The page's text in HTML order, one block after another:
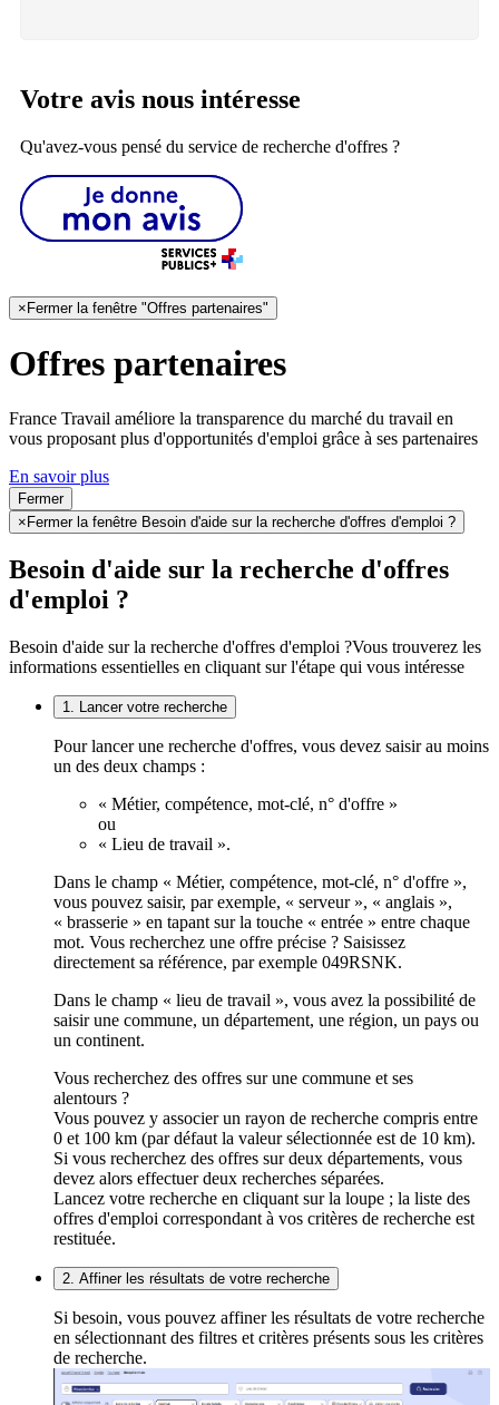
Votre avis nous intéresse
Qu'avez-vous pensé du service de recherche d'offres ?
×Fermer la fenêtre "Offres partenaires"
Offres partenaires
France Travail améliore la transparence du marché du travail en
vous proposant plus d'opportunités d'emploi grâce à ses partenaires
En savoir plus
Fermer
×Fermer la fenêtre Besoin d'aide sur la recherche d'offres d'emploi ?
Besoin d'aide sur la recherche d'offres
d'emploi ?
Besoin d'aide sur la recherche d'offres d'emploi ?Vous trouverez les
informations essentielles en cliquant sur l'étape qui vous intéresse
1. Lancer votre recherche
Pour lancer une recherche d'offres, vous devez saisir au moins
un des deux champs :
« Métier, compétence, mot-clé, n° d'offre »
ou
« Lieu de travail ».
Dans le champ « Métier, compétence, mot-clé, n° d'offre »,
vous pouvez saisir, par exemple, « serveur », « anglais »,
« brasserie » en tapant sur la touche « entrée » entre chaque
mot. Vous recherchez une offre précise ? Saisissez
directement sa référence, par exemple 049RSNK.
Dans le champ « lieu de travail », vous avez la possibilité de
saisir une commune, un département, une région, un pays ou
un continent.
Vous recherchez des offres sur une commune et ses
alentours ?
Vous pouvez y associer un rayon de recherche compris entre
0 et 100 km (par défaut la valeur sélectionnée est de 10 km).
Si vous recherchez des offres sur deux départements, vous
devez alors effectuer deux recherches séparées.
Lancez votre recherche en cliquant sur la loupe ; la liste des
offres d'emploi correspondant à vos critères de recherche est
restituée.
2. Affiner les résultats de votre recherche
Si besoin, vous pouvez affiner les résultats de votre recherche
en sélectionnant des filtres et critères présents sous les critères
de recherche.